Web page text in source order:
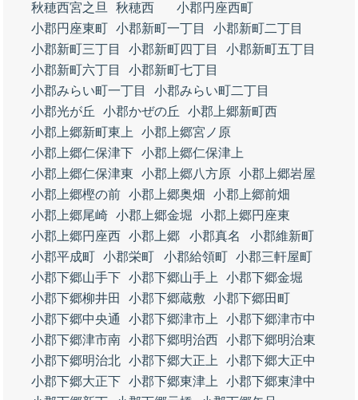
秋穂西宮之旦
秋穂西
小郡円座西町
小郡円座東町 小郡新町一丁目
小郡新町二丁目
小郡新町三丁目
小郡新町四丁目
小郡新町五丁目
小郡新町六丁目
小郡新町七丁目
小郡みらい町一丁目
小郡みらい町二丁目
小郡光が丘
小郡かぜの丘
小郡上郷新町西
小郡上郷新町東上
小郡上郷宮ノ原
小郡上郷仁保津下 小郡上郷仁保津上
小郡上郷仁保津東
小郡上郷八方原 小郡上郷岩屋
小郡上郷樫の前 小郡上郷奥畑
小郡上郷前畑
小郡上郷尾崎 小郡上郷金堀
小郡上郷円座東
小郡上郷円座西 小郡上郷 小郡真名
小郡維新町
小郡平成町 小郡栄町 小郡給領町 小郡三軒屋町
小郡下郷山手下 小郡下郷山手上
小郡下郷金堀
小郡下郷柳井田
小郡下郷蔵敷
小郡下郷田町
小郡下郷中央通
小郡下郷津市上
小郡下郷津市中
小郡下郷津市南 小郡下郷明治西 小郡下郷明治東
小郡下郷明治北 小郡下郷大正上
小郡下郷大正中
小郡下郷大正下 小郡下郷東津上
小郡下郷東津中